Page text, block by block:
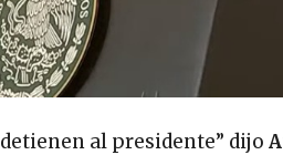
detienen al presidente” dijo